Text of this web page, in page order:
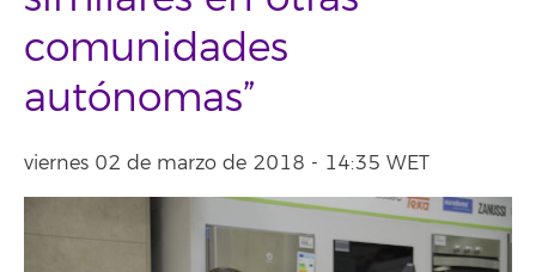
comunidades
autónomas”
viernes 02 de marzo de 2018 - 14:35 WET